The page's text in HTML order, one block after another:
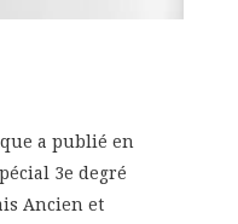
a publié en
3e degré
Ancien et